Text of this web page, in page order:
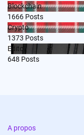
Blockchain
1666 Posts
Crypto
1373 Posts
Edito
648 Posts
A propos